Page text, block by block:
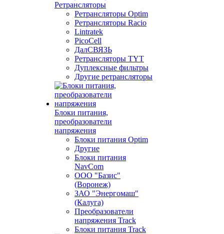
Ретрансляторы
Ретрансляторы Optim
Ретрансляторы Racio
Lintratek
PicoCell
ДалСВЯЗЬ
Ретрансляторы TYT
Дуплексные фильтры
Другие ретрансляторы
Блоки питания,
преобразователи
напряжения
Блоки питания Optim
Другие
Блоки питания
NavCom
ООО "Базис"
(Воронеж)
ЗАО "Энергомаш"
(Калуга)
Преобразователи
напряжения Track
Блоки питания Track